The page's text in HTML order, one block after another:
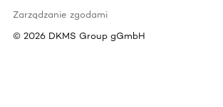
Zarządzanie zgodami
© 2026 DKMS Group gGmbH